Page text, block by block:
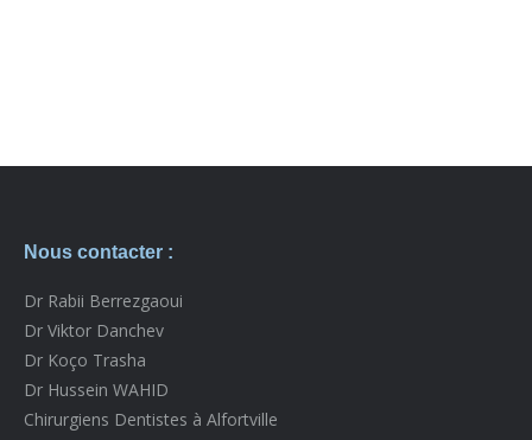
Nous contacter :
Dr Rabii Berrezgaoui
Dr Viktor Danchev
Dr Koço Trasha
Dr Hussein WAHID
Chirurgiens Dentistes à Alfortville